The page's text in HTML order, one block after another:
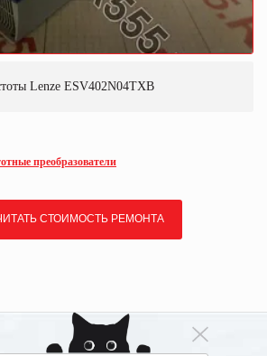
Lenze ESV402N04TXB
преобразователи
СТОИМОСТЬ РЕМОНТА